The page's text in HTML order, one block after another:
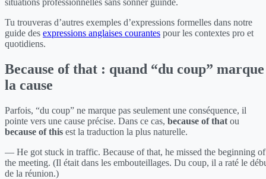
situations professionnelles sans sonner guindé.
Tu trouveras d’autres exemples d’expressions formelles dans notre
guide des expressions anglaises courantes pour les contextes pro et
quotidiens.
Because of that : quand “du coup” marque
la cause
Parfois, “du coup” ne marque pas seulement une conséquence, il
pointe vers une cause précise. Dans ce cas, because of that ou
because of this est la traduction la plus naturelle.
— He got stuck in traffic. Because of that, he missed the beginning of
the meeting. (Il était dans les embouteillages. Du coup, il a raté le
de la réunion.)